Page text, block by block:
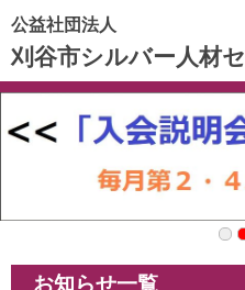
公益社団法人
刈谷市シルバー人材
お知らせ一覧